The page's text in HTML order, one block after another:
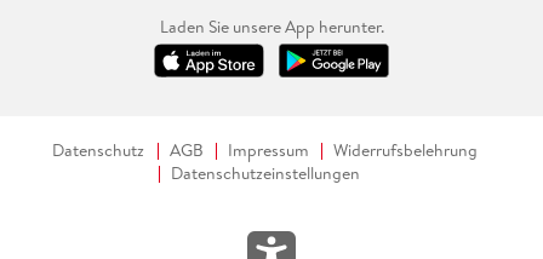
Laden Sie unsere App herunter.
Datenschutz AGB Impressum
Widerrufsbelehrung
Datenschutzeinstellungen